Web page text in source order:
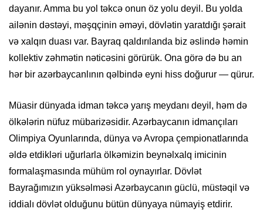
dayanır. Amma bu yol təkcə onun öz yolu deyil. Bu yolda
ailənin dəstəyi, məşqçinin əməyi, dövlətin yaratdığı şərait
və xalqın duası var. Bayraq qaldırılanda biz əslində həmin
kollektiv zəhmətin nəticəsini görürük. Ona görə də bu an
hər bir azərbaycanlının qəlbində eyni hiss doğurur — qürur.
Müasir dünyada idman təkcə yarış meydanı deyil, həm də
ölkələrin nüfuz mübarizəsidir. Azərbaycanın idmançıları
Olimpiya Oyunlarında, dünya və Avropa çempionatlarında
əldə etdikləri uğurlarla ölkəmizin beynəlxalq imicinin
formalaşmasında mühüm rol oynayırlar. Dövlət
Bayrağımızın yüksəlməsi Azərbaycanın güclü, müstəqil və
iddialı dövlət olduğunu bütün dünyaya nümayiş etdirir.